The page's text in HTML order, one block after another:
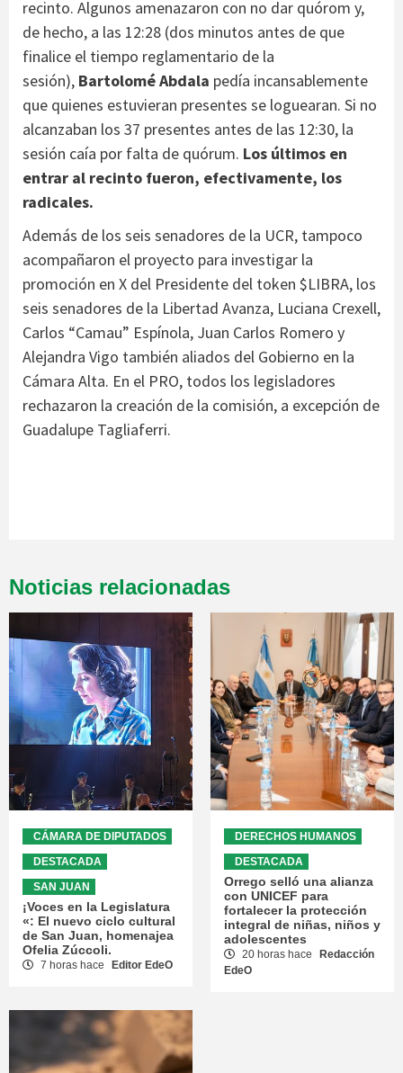
recinto. Algunos amenazaron con no dar quórom y,
de hecho, a las 12:28 (dos minutos antes de que
finalice el tiempo reglamentario de la
sesión), Bartolomé Abdala pedía incansablemente
que quienes estuvieran presentes se loguearan. Si no
alcanzaban los 37 presentes antes de las 12:30, la
sesión caía por falta de quórum. Los últimos en
entrar al recinto fueron, efectivamente, los
radicales.
Además de los seis senadores de la UCR, tampoco
acompañaron el proyecto para investigar la
promoción en X del Presidente del token $LIBRA, los
seis senadores de la Libertad Avanza, Luciana Crexell,
Carlos “Camau” Espínola, Juan Carlos Romero y
Alejandra Vigo también aliados del Gobierno en la
Cámara Alta. En el PRO, todos los legisladores
rechazaron la creación de la comisión, a excepción de
Guadalupe Tagliaferri.
Noticias relacionadas
CÁMARA DE DIPUTADOS
DESTACADA
SAN JUAN
¡Voces en la Legislatura
«: El nuevo ciclo cultural
de San Juan, homenajea
Ofelia Zúccoli.
7 horas hace Editor EdeO
DERECHOS HUMANOS
DESTACADA
Orrego selló una alianza
con UNICEF para
fortalecer la protección
integral de niñas, niños y
adolescentes
20 horas hace
Redacción
EdeO